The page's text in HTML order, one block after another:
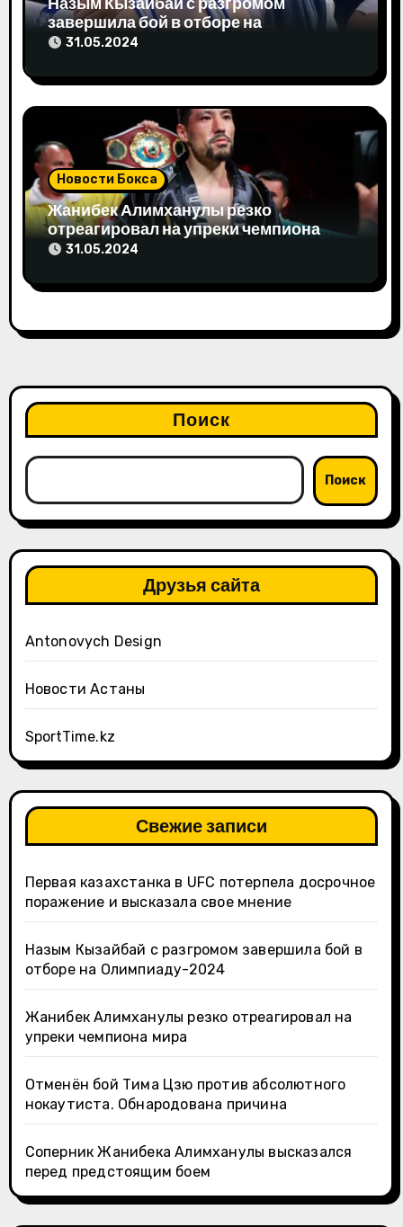
завершила бой в отборе на
Олимпиаду-2024
31.05.2024
Новости Бокса
Жанибек Алимханулы резко
отреагировал на упреки чемпиона
мира
31.05.2024
Поиск
Поиск
Друзья сайта
Antonovych Design
Новости Астаны
SportTime.kz
Свежие записи
Первая казахстанка в UFC потерпела досрочное
поражение и высказала свое мнение
Назым Кызайбай с разгромом завершила бой в
отборе на Олимпиаду-2024
Жанибек Алимханулы резко отреагировал на
упреки чемпиона мира
Отменён бой Тима Цзю против абсолютного
нокаутиста. Обнародована причина
Соперник Жанибека Алимханулы высказался
перед предстоящим боем